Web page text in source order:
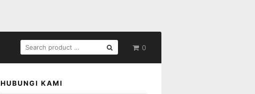
0
SEARCH
FOR:
HUBUNGI KAMI